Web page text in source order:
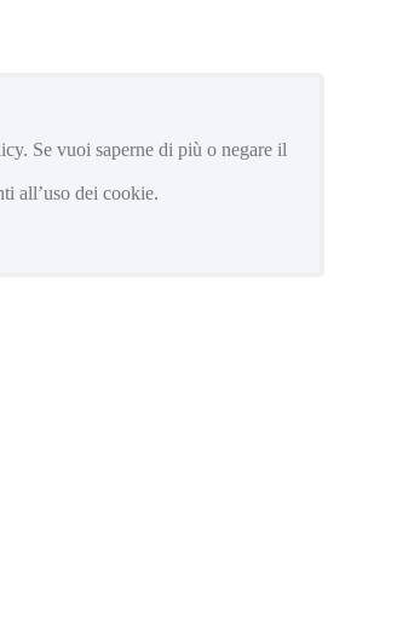
Se vuoi saperne di più o negare il
all’uso dei cookie.